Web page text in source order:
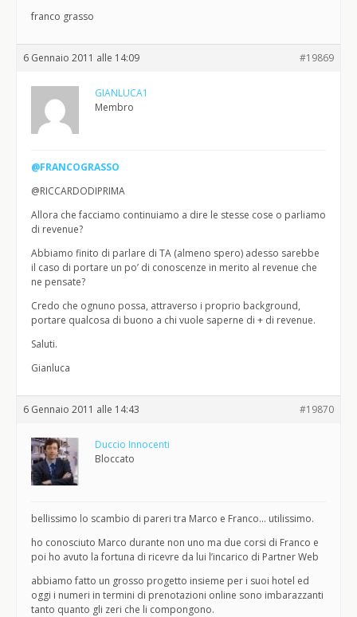
franco grasso
6 Gennaio 2011 alle 14:09 #19869
GIANLUCA1
Membro
@FRANCOGRASSO
@RICCARDODIPRIMA
Allora che facciamo continuiamo a dire le stesse cose o parliamo
di revenue?
Abbiamo finito di parlare di TA (almeno spero) adesso sarebbe
il caso di portare un po’ di conoscenze in merito al revenue che
ne pensate?
Credo che ognuno possa, attraverso i proprio background,
portare qualcosa di buono a chi vuole saperne di + di revenue.
Saluti.
Gianluca
6 Gennaio 2011 alle 14:43 #19870
Duccio Innocenti
Bloccato
bellissimo lo scambio di pareri tra Marco e Franco… utilissimo.
ho conosciuto Marco durante non uno ma due corsi di Franco e
poi ho avuto la fortuna di ricevre da lui l’incarico di Partner Web
abbiamo fatto un grosso progetto insieme per i suoi hotel ed
oggi i numeri in termini di prenotazioni online sono imbarazzanti
tanto quanto gli zeri che li compongono.